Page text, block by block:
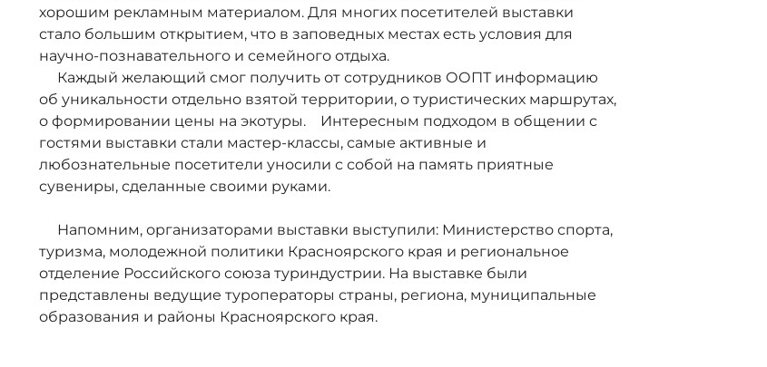
хорошим рекламным материалом. Для многих посетителей выставки
стало большим открытием, что в заповедных местах есть условия для
научно-познавательного и семейного отдыха.
Каждый желающий смог получить от сотрудников ООПТ информацию
об уникальности отдельно взятой территории, о туристических маршрутах,
о формировании цены на экотуры. Интересным подходом в общении с
гостями выставки стали мастер-классы, самые активные и
любознательные посетители уносили с собой на память приятные
сувениры, сделанные своими руками.
Напомним, организаторами выставки выступили: Министерство спорта,
туризма, молодежной политики Красноярского края и региональное
отделение Российского союза туриндустрии. На выставке были
представлены ведущие туроператоры страны, региона, муниципальные
образования и районы Красноярского края.